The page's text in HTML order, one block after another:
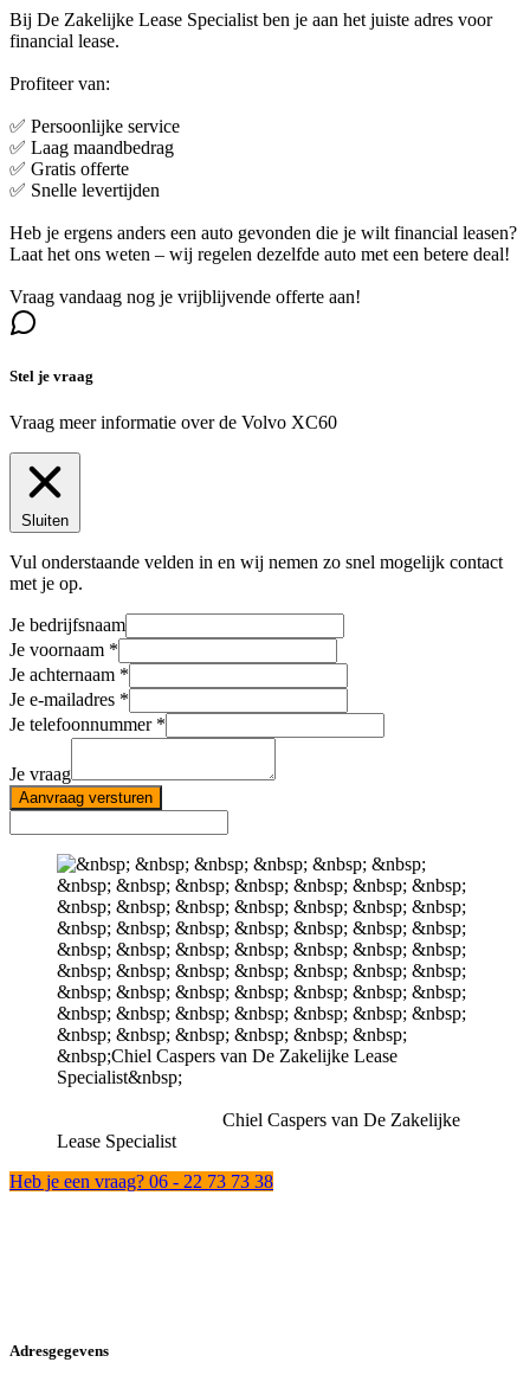
Bij De Zakelijke Lease Specialist ben je aan het juiste adres voor
financial lease.
Profiteer van:
✅ Persoonlijke service
✅ Laag maandbedrag
✅ Gratis offerte
✅ Snelle levertijden
Heb je ergens anders een auto gevonden die je wilt financial leasen?
Laat het ons weten – wij regelen dezelfde auto met een betere deal!
Vraag vandaag nog je vrijblijvende offerte aan!
Stel je vraag
Vraag meer informatie over de Volvo XC60
Sluiten
Vul onderstaande velden in en wij nemen zo snel mogelijk contact
met je op.
Je bedrijfsnaam
Je voornaam
Je achternaam
Je e-mailadres
Je telefoonnummer
Je vraag
Aanvraag versturen
Chiel Caspers van De Zakelijke
Lease Specialist
Heb je een vraag? 06 - 22 73 73 38
Adresgegevens